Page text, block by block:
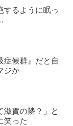
するように眠っ
症候群』だと自
ジか
滋賀の隣？」と
笑った